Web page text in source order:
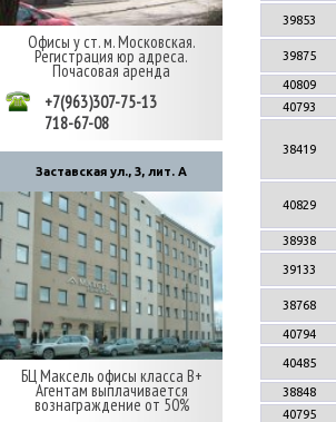
Офисы у ст. м. Московская.
Регистрация юр адреса.
Почасовая аренда
+7(963)307-75-13
718-67-08
Заставская ул., 3, лит. А
БЦ Максель офисы класса В+
Агентам выплачивается
вознаграждение от 50%
39853
39875
40809
40793
38419
40829
38938
39133
38768
40794
40485
38848
40795